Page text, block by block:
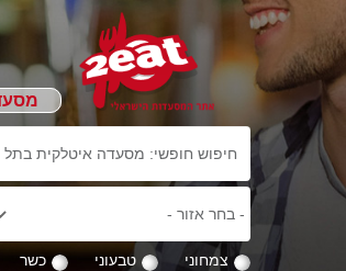
צמחוני טבעוני כשר